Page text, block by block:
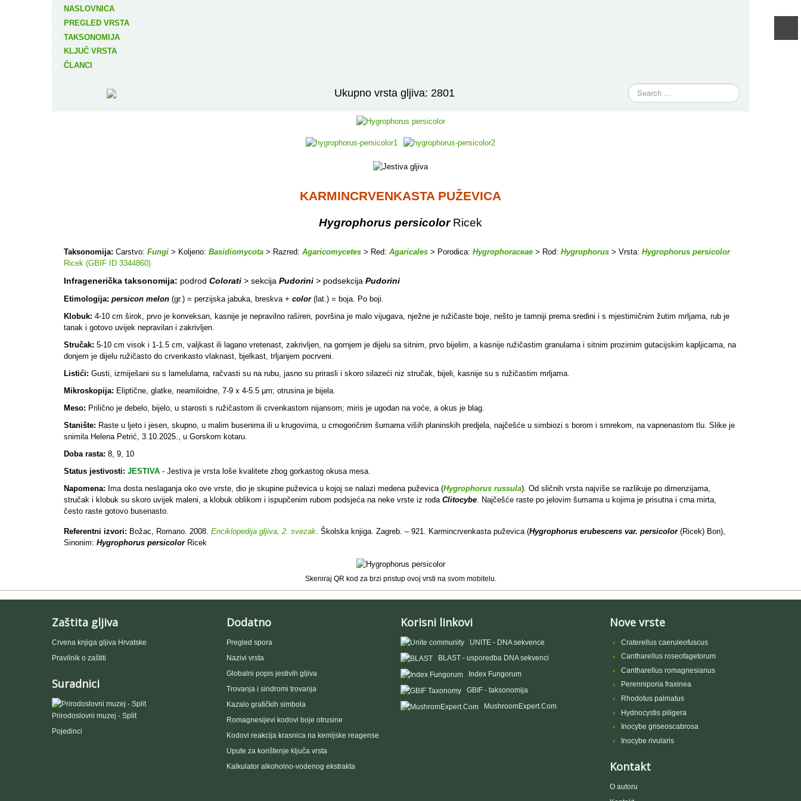
NASLOVNICA
PREGLED VRSTA
TAKSONOMIJA
KLJUČ VRSTA
ČLANCI
Ukupno vrsta gljiva: 2801 Traži
KARMINCRVENKASTA PUŽEVICA
Hygrophorus persicolorRicek
Taksonomija: Carstvo: Fungi > Koljeno: Basidiomycota > Razred: Agaricomycetes > Red: Agaricales > Porodica: Hygrophoraceae > Rod: Hygrophorus > Vrsta: Hygrophorus persicolor
Ricek (GBIF ID 3344860)
Infragenerička taksonomija: podrod Colorati > sekcija Pudorini > podsekcija Pudorini
Etimologija: persicon melon (gr.) = perzijska jabuka, breskva + color(lat.) = boja. Po boji.
Klobuk: 4-10 cm širok, prvo je konveksan, kasnije je nepravilno raširen, površina je malo vijugava, nježne je ružičaste boje, nešto je tamniji prema sredini i s mjestimičnim žutim mrljama, rub je
tanak i gotovo uvijek nepravilan i zakrivljen.
Stručak: 5-10 cm visok i 1-1.5 cm, valjkast ili lagano vretenast, zakrivljen, na gornjem je dijelu sa sitnim, prvo bijelim, a kasnije ružičastim granulama i sitnim prozirnim gutacijskim kapljicama, na
donjem je dijelu ružičasto do crvenkasto vlaknast, bjelkast, trljanjem pocrveni.
Listići: Gusti, izmiješani su s lamelulama, račvasti su na rubu, jasno su prirasli i skoro silazeći niz stručak, bijeli, kasnije su s ružičastim mrljama.
Mikroskopija: Eliptične, glatke, neamiloidne, 7-9 x 4-5.5 µm; otrusina je bijela.
Meso: Prilično je debelo, bijelo, u starosti s ružičastom ili crvenkastom nijansom; miris je ugodan na voće, a okus je blag.
Stanište: Raste u ljeto i jesen, skupno, u malim busenima ili u krugovima, u crnogoričnim šumama viših planinskih predjela, najčešće u simbiozi s borom i smrekom, na vapnenastom tlu. Slike je
snimila Helena Petrić, 3.10.2025., u Gorskom kotaru.
Doba rasta: 8, 9, 10
Status jestivosti: JESTIVA - Jestiva je vrsta loše kvalitete zbog gorkastog okusa mesa.
Napomena: Ima dosta neslaganja oko ove vrste, dio je skupine puževica u kojoj se nalazi medena puževica (Hygrophorus russula). Od sličnih vrsta najviše se razlikuje po dimenzijama,
stručak i klobuk su skoro uvijek maleni, a klobuk oblikom i ispupčenim rubom podsjeća na neke vrste iz roda Clitocybe. Najčešće raste po jelovim šumama u kojima je prisutna i crna mirta,
često raste gotovo busenasto.
Referentni izvori: Božac, Romano. 2008. Enciklopedija gljiva, 2. svezak. Školska knjiga. Zagreb. – 921. Karmincrvenkasta puževica (Hygrophorus erubescens var. persicolor(Ricek) Bon),
Sinonim: Hygrophorus persicolorRicek
Skeniraj QR kod za brzi pristup ovoj vrsti na svom mobitelu.
Zaštita gljiva
Crvena knjiga gljiva Hrvatske
Pravilnik o zaštiti
Suradnici
Prirodoslovni muzej - Split
Pojedinci
Dodatno
Pregled spora
Nazivi vrsta
Globalni popis jestivih gljiva
Trovanja i sindromi trovanja
Kazalo grafičkih simbola
Romagnesijevi kodovi boje otrusine
Kodovi reakcija krasnica na kemijske reagense
Upute za korištenje ključa vrsta
Kalkulator alkoholno-vodenog ekstrakta
Korisni linkovi
UNITE - DNA sekvence
BLAST - usporedba DNA sekvenci
Index Fungorum
GBIF - taksonomija
MushroomExpert.Com
Nove vrste
Craterellus caeruleofuscus
Cantharellus roseofagetorum
Cantharellus romagnesianus
Perenniporia fraxinea
Rhodotus palmatus
Hydnocystis piligera
Inocybe griseoscabrosa
Inocybe rivularis
Kontakt
O autoru